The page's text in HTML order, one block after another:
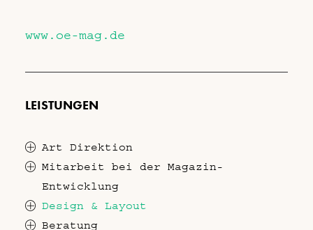
www.oe-mag.de
LEISTUNGEN
Art Direktion
Mitarbeit bei der Magazin-
Entwicklung
Design & Layout
Beratung